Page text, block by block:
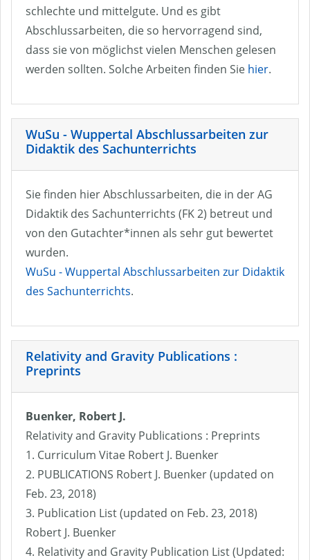
schlechte und mittelgute. Und es gibt
Abschlussarbeiten, die so hervorragend sind,
dass sie von möglichst vielen Menschen gelesen
werden sollten. Solche Arbeiten finden Sie hier.
WuSu - Wuppertal Abschlussarbeiten zur
Didaktik des Sachunterrichts
Sie finden hier Abschlussarbeiten, die in der AG
Didaktik des Sachunterrichts (FK 2) betreut und
von den Gutachter*innen als sehr gut bewertet
wurden.
WuSu - Wuppertal Abschlussarbeiten zur Didaktik
des Sachunterrichts.
Relativity and Gravity Publications :
Preprints
Buenker, Robert J.
Relativity and Gravity Publications : Preprints
1. Curriculum Vitae Robert J. Buenker
2. PUBLICATIONS Robert J. Buenker (updated on
Feb. 23, 2018)
3. Publication List (updated on Feb. 23, 2018)
Robert J. Buenker
4. Relativity and Gravity Publication List (Updated: